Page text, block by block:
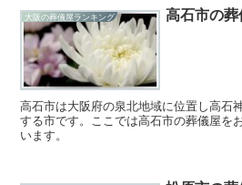
大阪の葬儀屋ランキング 高石市の
高石市は大阪府の泉北地域に位置し高石
する市です。ここでは高石市の葬儀屋を
います。